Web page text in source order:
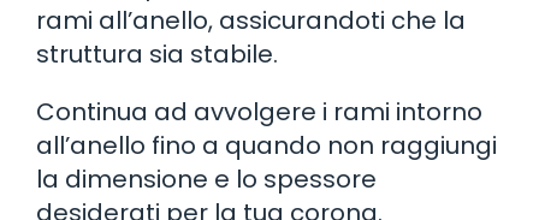
rami all’anello, assicurandoti che la
struttura sia stabile.
Continua ad avvolgere i rami intorno
all’anello fino a quando non raggiungi
la dimensione e lo spessore
desiderati per la tua corona.